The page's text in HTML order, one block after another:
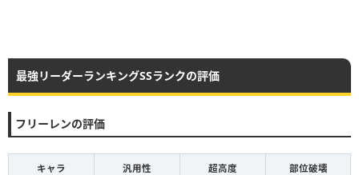
最強リーダーランキングSSランクの評価
フリーレンの評価
キャラ 汎用性 超高度 部位破壊